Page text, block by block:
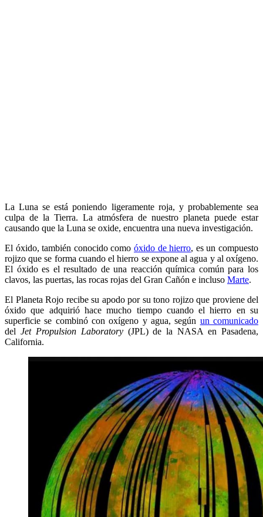
La Luna se está poniendo ligeramente roja, y probablemente sea
culpa de la Tierra. La atmósfera de nuestro planeta puede estar
causando que la Luna se oxide, encuentra una nueva investigación.
El óxido, también conocido como óxido de hierro, es un compuesto
rojizo que se forma cuando el hierro se expone al agua y al oxígeno.
El óxido es el resultado de una reacción química común para los
clavos, las puertas, las rocas rojas del Gran Cañón e incluso Marte.
El Planeta Rojo recibe su apodo por su tono rojizo que proviene del
óxido que adquirió hace mucho tiempo cuando el hierro en su
superficie se combinó con oxígeno y agua, según un comunicado
del Jet Propulsion Laboratory(JPL) de la NASA en Pasadena,
California.